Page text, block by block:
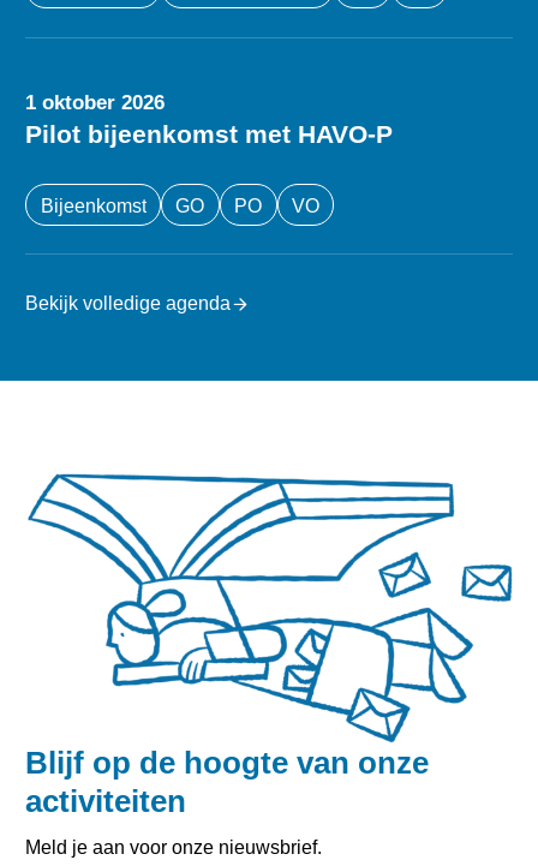
1 oktober 2026
Pilot bijeenkomst met HAVO-P
Bijeenkomst GO PO VO
Bekijk volledige agenda
Blijf op de hoogte van onze
activiteiten
Meld je aan voor onze nieuwsbrief.